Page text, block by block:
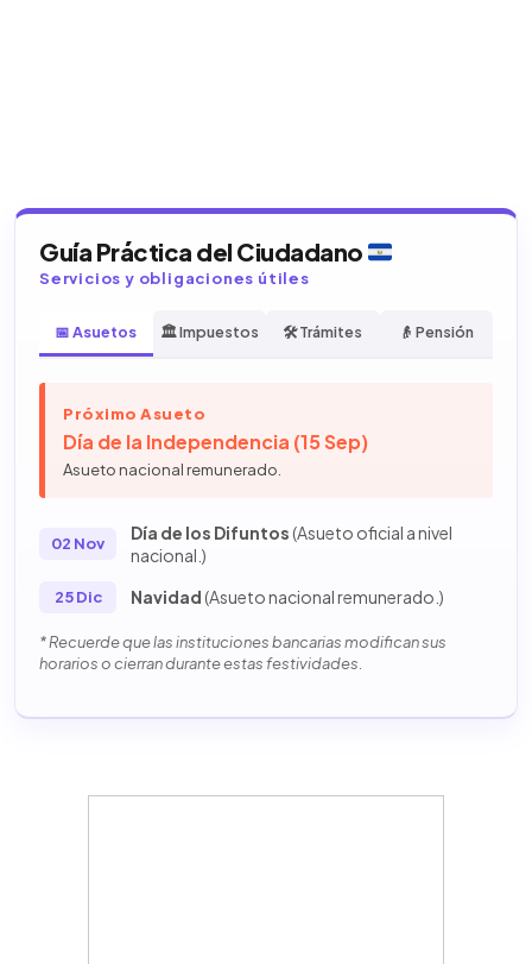
Guía Práctica del Ciudadano
Servicios y obligaciones útiles
📅 Asuetos 🏛️ Impuestos 🛠️ Trámites 👴 Pensión
Próximo Asueto
Día de la Independencia (15 Sep)
Asueto nacional remunerado.
02 Nov
Día de los Difuntos(Asueto oficial a nivel
nacional.)
25 Dic Navidad(Asueto nacional remunerado.)
* Recuerde que las instituciones bancarias modifican sus
horarios o cierran durante estas festividades.